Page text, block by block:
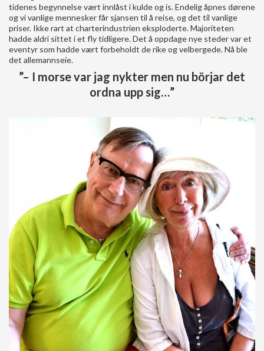
tidenes begynnelse vært innlåst i kulde og is. Endelig åpnes dørene
og vi vanlige mennesker får sjansen til å reise, og det til vanlige
priser. Ikke rart at charterindustrien eksploderte. Majoriteten
hadde aldri sittet i et fly tidligere. Det å oppdage nye steder var et
eventyr som hadde vært forbeholdt de rike og velbergede. Nå ble
det allemannseie.
”– I morse var jag nykter men nu börjar det
ordna upp sig…”